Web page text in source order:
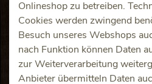
Onlineshop zu betreiben.
Cookies werden zwingend
Besuch unseres Webshops
nach Funktion können Daten
zur Weiterverarbeitung
Anbieter übermitteln Daten
Beef-